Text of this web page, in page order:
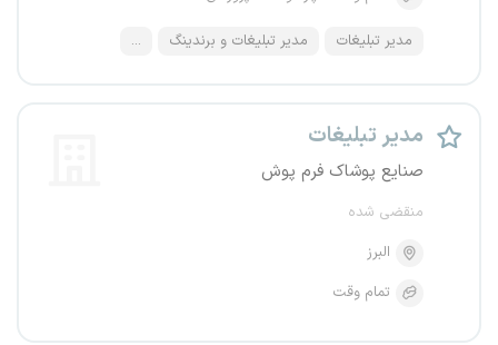
مدیر تبلیغات مدیر تبلیغات و برندینگ ...
مدیر تبلیغات
صنایع پوشاک فرم پوش
منقضی شده
البرز
تمام وقت